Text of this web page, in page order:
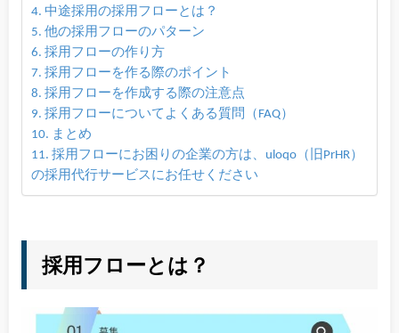
中途採用の採用フローとは？
他の採用フローのパターン
採用フローの作り方
採用フローを作る際のポイント
採用フローを作成する際の注意点
採用フローについてよくある質問（FAQ）
まとめ
採用フローにお困りの企業の方は、uloqo（旧PrHR）
の採用代行サービスにお任せください
採用フローとは？